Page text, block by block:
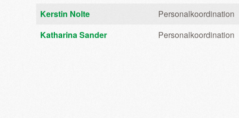
Kerstin Nolte
Personalkoordination
Katharina Sander
Personalkoordination